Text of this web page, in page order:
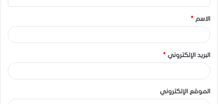
الاسم *
البريد الإلكتروني *
الموقع الإلكتروني